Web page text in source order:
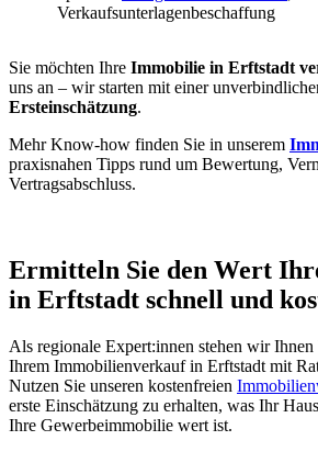
Verkaufsunterlagenbeschaffung
Sie möchten Ihre Immobilie in Erftstadt
uns an – wir starten mit einer
Ersteinschätzung.
Mehr Know-how finden Sie in unserem
praxisnahen Tipps rund um Bewertung,
Vertragsabschluss.
Ermitteln Sie den Wert
in Erftstadt schnell und
Als regionale Expert:innen stehen wir Ihnen
Ihrem Immobilienverkauf in Erftstadt mit
Nutzen Sie unseren kostenfreien
erste Einschätzung zu erhalten, was Ihr
Ihre Gewerbeimmobilie wert ist.